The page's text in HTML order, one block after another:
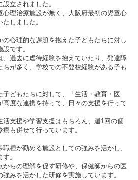
立されました。
心理治療施設が無く、大阪府最初の児童心
しました。
の心理的な課題を抱えた子どもたちに対し
です。
、過去に虐待経験を抱えていたり、発達障
ちが多く、学校での不登校経験がある子も
子どもたちに対して、「生活・教育・医
高度な連携を持って、日々の支援を行って
活支援や学習支援はもちろん、週1回の個
も併せて行っています。
種が勤める施設としての強みを活かし、
。
からの理解を促す研修や、保健師からの医
みを活かした研修を実施しています。